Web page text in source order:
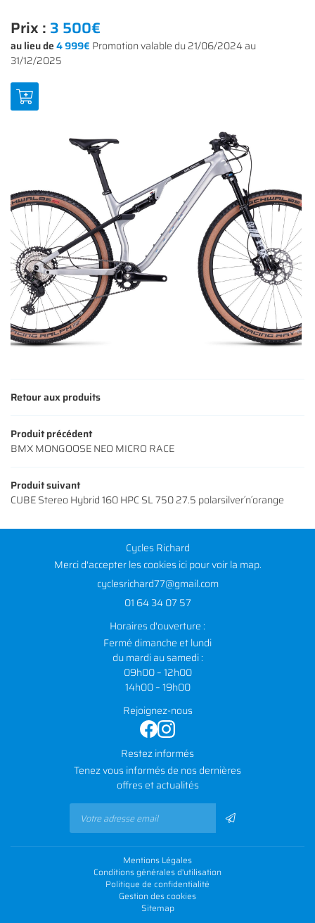
ACCESSOIRES
AVIS
ACTUALITÉS
CONTACT
INSCRIPTION
Prix : 3 500€
au lieu de4 999€ Promotion valable du 21/06/2024 au
31/12/2025
Retour aux produits
Produit précédent
BMX MONGOOSE NEO MICRO RACE
Produit suivant
CUBE Stereo Hybrid 160 HPC SL 750 27.5 polarsilver´n´orange
Cycles Richard
Merci d'accepter les cookiesicipour voir la map.
01 64 34 07 57
Horaires d'ouverture :
Fermé dimanche et lundi
du mardi au samedi :
09h00 – 12h00
14h00 – 19h00
Rejoignez-nous
Restez informés
Tenez vous informés de nos dernières
offres et actualités
Mentions Légales
Conditions générales d'utilisation
Politique de confidentialité
Gestion des cookies
Sitemap